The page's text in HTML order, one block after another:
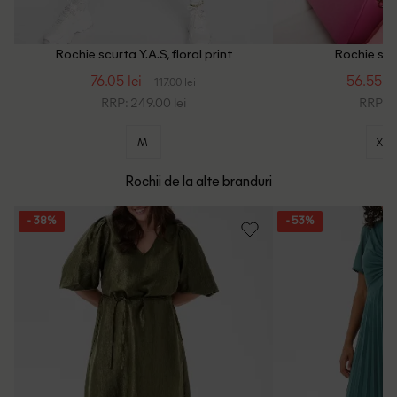
Rochie scurta Y.A.S, floral print
76.05 lei 117.00 lei
RRP: 249.00 lei
M
Rochie
56.55
RRP:
XS
Rochii de la alte branduri
- 38% - 53%